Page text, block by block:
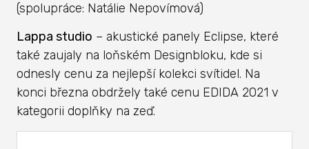
(spolupráce: Natálie Nepovímová)
Lappa studio – akustické panely Eclipse, které
také zaujaly na loňském Designbloku, kde si
odnesly cenu za nejlepší kolekci svítidel. Na
konci března obdržely také cenu EDIDA 2021 v
kategorii doplňky na zeď.